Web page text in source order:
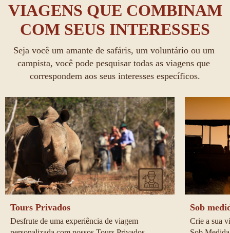
VIAGENS QUE COMBINAM
COM SEUS INTERESSES
Seja você um amante de safáris, um voluntário ou um
campista, você pode pesquisar todas as viagens que
correspondem aos seus interesses específicos.
Tours Privados
Desfrute de uma experiência de viagem
Sob
Crie a sua